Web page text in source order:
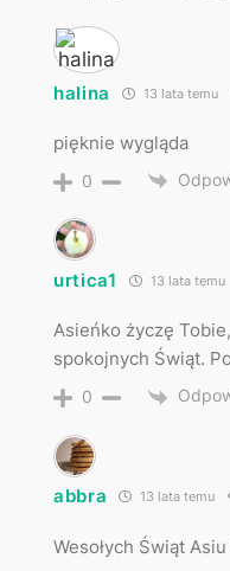
halina 13 lata temu
pięknie wygląda
0
urtica1 13 lata temu
Asieńko życzę
spokojnych Świąt.
0
abbra 13 lata temu
Wesołych Świąt Asiu